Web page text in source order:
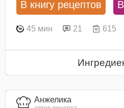
В книгу рецептов
45 мин 21 615
Анжелика